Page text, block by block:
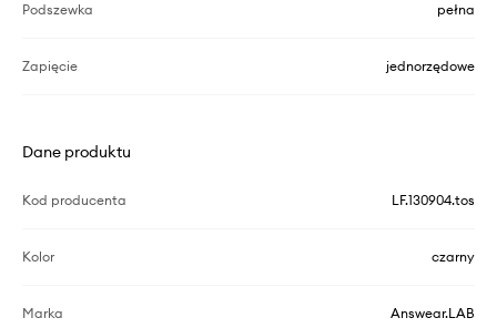
Podszewka pełna
Zapięcie jednorzędowe
Dane produktu
Kod producenta LF.130904.tos
Kolor czarny
Marka Answear.LAB